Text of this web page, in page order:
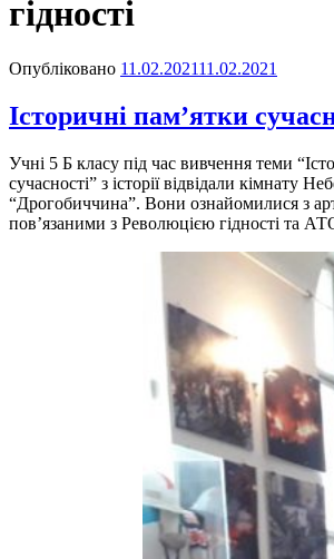
гідності
Опубліковано 11.02.202111.02.2021
Історичні пам’ятки
Учні 5 Б класу під час вивчення теми
сучасності” з історії відвідали кімнату
“Дрогобиччина”. Вони ознайомилися з
пов’язаними з Революцією гідності та